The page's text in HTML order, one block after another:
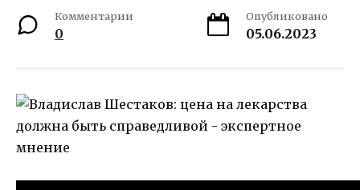
Комментарии
0
Опубликовано
05.06.2023